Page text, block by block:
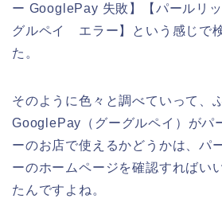
ー GooglePay 失敗】【パールリ
グルペイ エラー】という感じで
た。
そのように色々と調べていって、
GooglePay（グーグルペイ）がパ
ーのお店で使えるかどうかは、パ
ーのホームページを確認すればい
たんですよね。